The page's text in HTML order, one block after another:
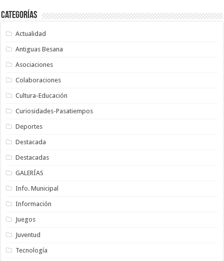
Categorías
Actualidad
Antiguas Besana
Asociaciones
Colaboraciones
Cultura-Educación
Curiosidades-Pasatiempos
Deportes
Destacada
Destacadas
GALERÍAS
Info. Municipal
Información
Juegos
Juventud
Tecnología